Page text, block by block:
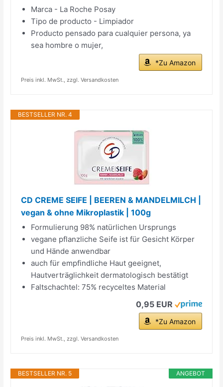
Marca - La Roche Posay
Tipo de producto - Limpiador
Producto pensado para cualquier persona, ya
sea hombre o mujer,
*Zu Amazon
Preis inkl. MwSt., zzgl. Versandkosten
BESTSELLER NR. 4
CD CREME SEIFE | BEEREN & MANDELMILCH |
vegan & ohne Mikroplastik | 100g
Formulierung 98% natürlichen Ursprungs
vegane pflanzliche Seife ist für Gesicht Körper
und Hände anwendbar
auch für empfindliche Haut geeignet,
Hautverträglichkeit dermatologisch bestätigt
Faltschachtel: 75% recyceltes Material
0,95 EUR
*Zu Amazon
Preis inkl. MwSt., zzgl. Versandkosten
ANGEBOT
BESTSELLER NR. 5